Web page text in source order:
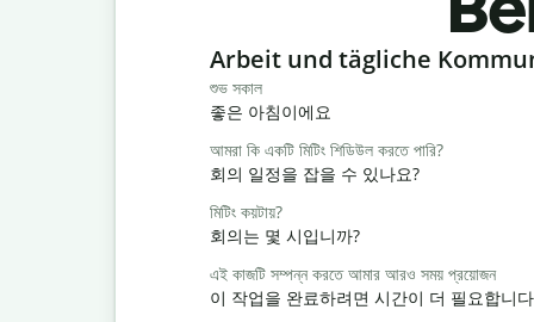
Slide 1 of 6
Arbeit und tägliche
শুভ সকাল
좋은 아침이에요
আমরা কি একটি মিটিং শিডিউল করতে পারি?
회의 일정을 잡을 수 있나요?
মিটিং কয়টায়?
회의는 몇 시입니까?
এই কাজটি সম্পন্ন করতে আমার আরও সময় প্রয়োজন
이 작업을 완료하려면 시간이 더 필요합니